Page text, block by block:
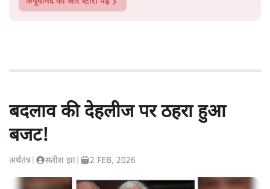
बदलाव की देहलीज पर ठहरा हुआ
बजट!
अर्थतंत्र सतीश झा 2 FEB, 2026